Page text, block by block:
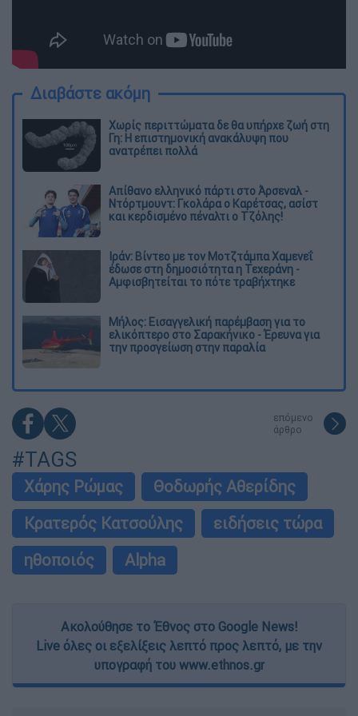
Διαβάστε ακόμη
Χωρίς περιττώματα δε θα υπήρχε ζωή στη
Γη: Η επιστημονική ανακάλυψη που
ανατρέπει πολλά
Απίθανο ελληνικό πάρτι στο Άρσεναλ -
Ντόρτμουντ: Γκολάρα ο Καρέτσας, ασίστ
και κερδισμένο πέναλτι ο Τζόλης!
Ιράν: Βίντεο με τον Μοτζτάμπα Χαμενεΐ
έδωσε στη δημοσιότητα η Τεχεράνη -
Αμφισβητείται το πότε τραβήχτηκε
Μήλος: Εισαγγελική παρέμβαση για το
ελικόπτερο στο Σαρακήνικο - Έρευνα για
την προσγείωση στην παραλία
επόμενο
άρθρο
#TAGS
Χάρης Ρώμας
Θοδωρής Αθερίδης
Κρατερός Κατσούλης
ειδήσεις τώρα
ηθοποιός
Alpha
Ακολούθησε το Έθνος στο Google News!
Live όλες οι εξελίξεις λεπτό προς λεπτό, με την
υπογραφή του www.ethnos.gr